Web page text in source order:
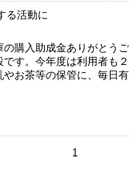
る活動に
の購入助成金ありがと
です。今年度は利用者も
やお茶等の保管に、毎日
1